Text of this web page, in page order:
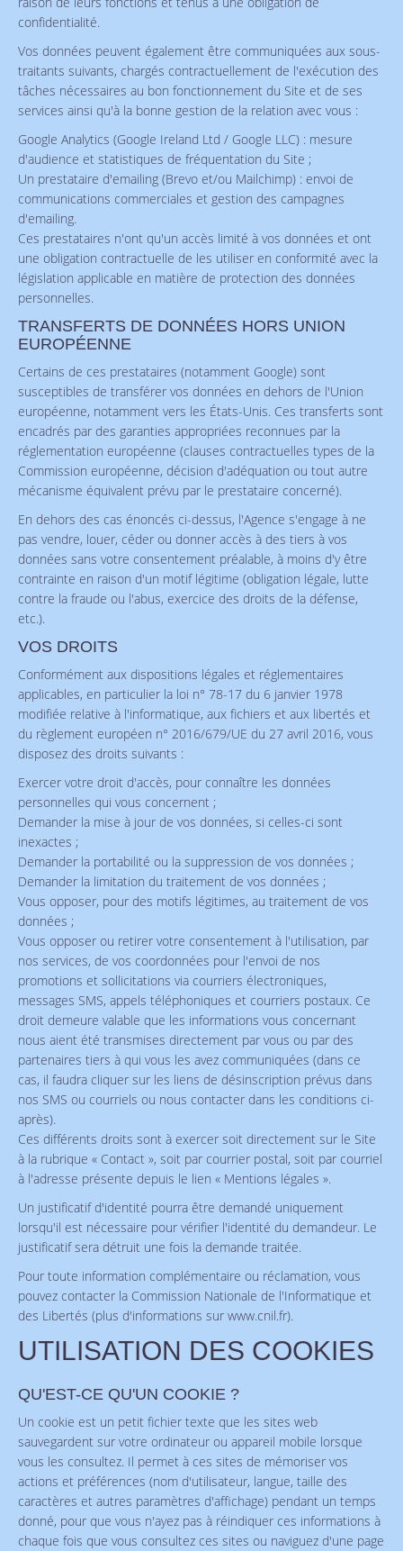
confidentialité.
Vos données peuvent également être communiquées aux sous-
traitants suivants, chargés contractuellement de l'exécution des
tâches nécessaires au bon fonctionnement du Site et de ses
services ainsi qu'à la bonne gestion de la relation avec vous :
Google Analytics (Google Ireland Ltd / Google LLC) : mesure
d'audience et statistiques de fréquentation du Site ;
Un prestataire d'emailing (Brevo et/ou Mailchimp) : envoi de
communications commerciales et gestion des campagnes
d'emailing.
Ces prestataires n'ont qu'un accès limité à vos données et ont
une obligation contractuelle de les utiliser en conformité avec la
législation applicable en matière de protection des données
personnelles.
TRANSFERTS DE DONNÉES HORS UNION
EUROPÉENNE
Certains de ces prestataires (notamment Google) sont
susceptibles de transférer vos données en dehors de l'Union
européenne, notamment vers les États-Unis. Ces transferts sont
encadrés par des garanties appropriées reconnues par la
réglementation européenne (clauses contractuelles types de la
Commission européenne, décision d'adéquation ou tout autre
mécanisme équivalent prévu par le prestataire concerné).
En dehors des cas énoncés ci-dessus, l'Agence s'engage à ne
pas vendre, louer, céder ou donner accès à des tiers à vos
données sans votre consentement préalable, à moins d'y être
contrainte en raison d'un motif légitime (obligation légale, lutte
contre la fraude ou l'abus, exercice des droits de la défense,
etc.).
VOS DROITS
Conformément aux dispositions légales et réglementaires
applicables, en particulier la loi n° 78-17 du 6 janvier 1978
modifiée relative à l'informatique, aux fichiers et aux libertés et
du règlement européen n° 2016/679/UE du 27 avril 2016, vous
disposez des droits suivants :
Exercer votre droit d'accès, pour connaître les données
personnelles qui vous concernent ;
Demander la mise à jour de vos données, si celles-ci sont
inexactes ;
Demander la portabilité ou la suppression de vos données ;
Demander la limitation du traitement de vos données ;
Vous opposer, pour des motifs légitimes, au traitement de vos
données ;
Vous opposer ou retirer votre consentement à l'utilisation, par
nos services, de vos coordonnées pour l'envoi de nos
promotions et sollicitations via courriers électroniques,
messages SMS, appels téléphoniques et courriers postaux. Ce
droit demeure valable que les informations vous concernant
nous aient été transmises directement par vous ou par des
partenaires tiers à qui vous les avez communiquées (dans ce
cas, il faudra cliquer sur les liens de désinscription prévus dans
nos SMS ou courriels ou nous contacter dans les conditions ci-
après).
Ces différents droits sont à exercer soit directement sur le Site
à la rubrique « Contact », soit par courrier postal, soit par courriel
à l'adresse présente depuis le lien « Mentions légales ».
Un justificatif d'identité pourra être demandé uniquement
lorsqu'il est nécessaire pour vérifier l'identité du demandeur. Le
justificatif sera détruit une fois la demande traitée.
Pour toute information complémentaire ou réclamation, vous
pouvez contacter la Commission Nationale de l'Informatique et
des Libertés (plus d'informations sur www.cnil.fr).
UTILISATION DES COOKIES
QU'EST-CE QU'UN COOKIE ?
Un cookie est un petit fichier texte que les sites web
sauvegardent sur votre ordinateur ou appareil mobile lorsque
vous les consultez. Il permet à ces sites de mémoriser vos
actions et préférences (nom d'utilisateur, langue, taille des
caractères et autres paramètres d'affichage) pendant un temps
donné, pour que vous n'ayez pas à réindiquer ces informations à
chaque fois que vous consultez ces sites ou naviguez d'une page